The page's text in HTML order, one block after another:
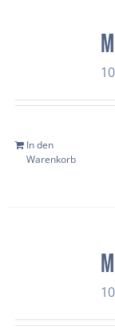
In den
Warenkorb